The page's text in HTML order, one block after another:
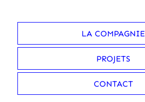
LA COMPAGNIE
PROJETS
CONTACT